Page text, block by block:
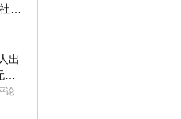
保
出
论